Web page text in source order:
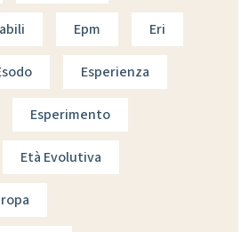
Epm Eri
Esperienza
Esperimento
Età Evolutiva